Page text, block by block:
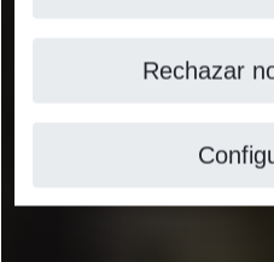
Rechazar